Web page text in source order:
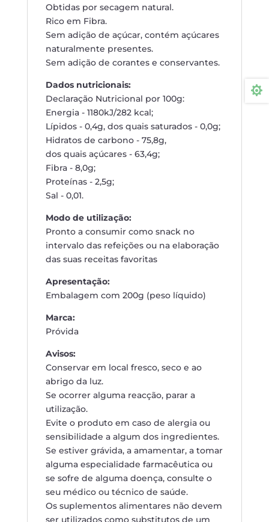
Obtidas por secagem natural.
Rico em Fibra.
Sem adição de açúcar, contém açúcares
naturalmente presentes.
Sem adição de corantes e conservantes.
Dados nutricionais:
Declaração Nutricional por 100g:
Energia - 1180kJ/282 kcal;
Lípidos - 0,4g, dos quais saturados - 0,0g;
Hidratos de carbono - 75,8g,
dos quais açúcares - 63,4g;
Fibra - 8,0g;
Proteínas - 2,5g;
Sal - 0,01.
Modo de utilização:
Pronto a consumir como snack no
intervalo das refeições ou na elaboração
das suas receitas favoritas
Apresentação:
Embalagem com 200g (peso líquido)
Marca:
Próvida
Avisos:
Conservar em local fresco, seco e ao
abrigo da luz.
Se ocorrer alguma reacção, parar a
utilização.
Evite o produto em caso de alergia ou
sensibilidade a algum dos ingredientes.
Se estiver grávida, a amamentar, a tomar
alguma especialidade farmacêutica ou
se sofre de alguma doença, consulte o
seu médico ou técnico de saúde.
Os suplementos alimentares não devem
